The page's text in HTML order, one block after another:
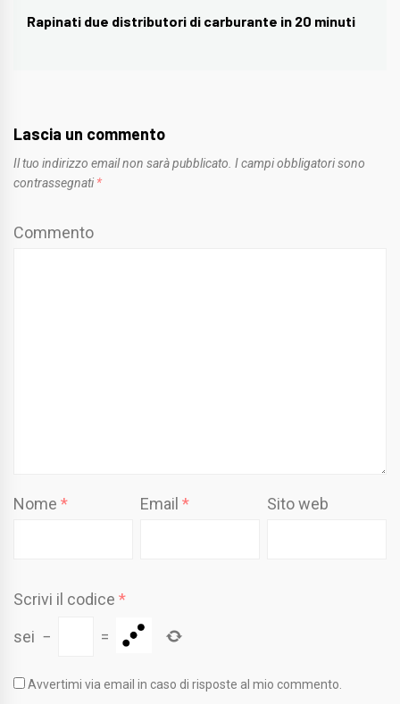
Next
Rapinati due distributori di carburante in 20 minuti
Lascia un commento
Il tuo indirizzo email non sarà pubblicato. I campi obbligatori sono
contrassegnati *
Commento
Nome * Email* Sito web
Scrivi il codice *
sei − =
Avvertimi via email in caso di risposte al mio commento.